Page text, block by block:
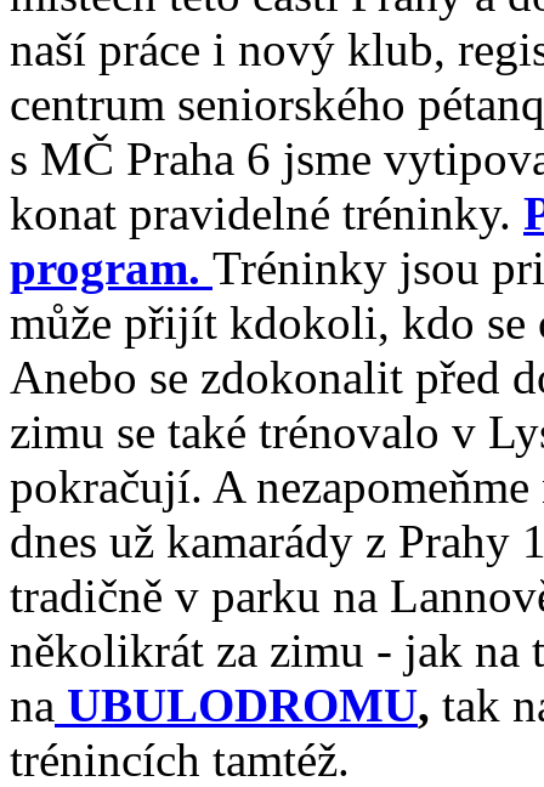
naší práce i nový klub,
centrum seniorského
s MČ Praha 6 jsme
konat pravidelné tréninky.
program. Tréninky jsou
může přijít kdokoli, kdo se
Anebo se zdokonalit před
zimu se také trénovalo v
pokračují. A
dnes už kamarády z Prahy
tradičně v parku na
několikrát za zimu - jak na
na UBULODROMU, tak
trénincích tamtéž.